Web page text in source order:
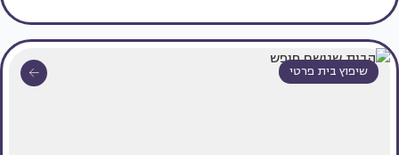
שיפוץ בית פרטי